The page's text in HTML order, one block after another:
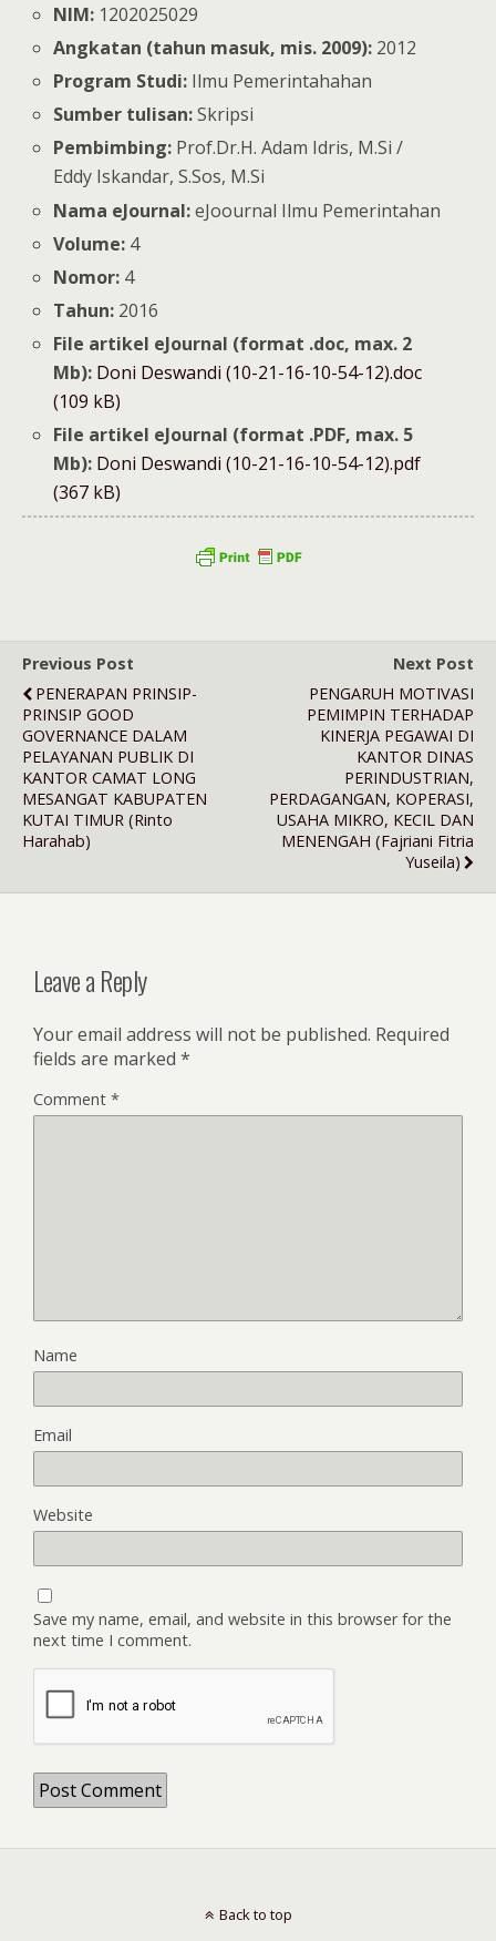
NIM: 1202025029
Angkatan (tahun masuk, mis. 2009): 2012
Program Studi: Ilmu Pemerintahahan
Sumber tulisan:Skripsi
Pembimbing: Prof.Dr.H. Adam Idris, M.Si /
Eddy Iskandar, S.Sos, M.Si
Nama eJournal:eJoournal Ilmu Pemerintahan
Volume: 4
Nomor: 4
Tahun: 2016
File artikel eJournal (format .doc, max. 2
Mb): Doni Deswandi (10-21-16-10-54-12).doc
(109 kB)
File artikel eJournal (format .PDF, max. 5
Mb): Doni Deswandi (10-21-16-10-54-12).pdf
(367 kB)
Previous Post
PENERAPAN PRINSIP-
PRINSIP GOOD
GOVERNANCE DALAM
PELAYANAN PUBLIK DI
KANTOR CAMAT LONG
MESANGAT KABUPATEN
KUTAI TIMUR (Rinto
Harahab)
Next Post
PENGARUH MOTIVASI
PEMIMPIN TERHADAP
KINERJA PEGAWAI DI
KANTOR DINAS
PERINDUSTRIAN,
PERDAGANGAN, KOPERASI,
USAHA MIKRO, KECIL DAN
MENENGAH (Fajriani Fitria
Yuseila)
Leave a Reply
Your email address will not be published. Required
fields are marked *
Comment *
Name
Email
Website
Save my name, email, and website in this browser for the
next time I comment.
Back to top